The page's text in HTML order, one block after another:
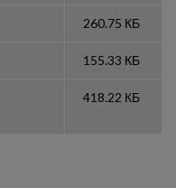
260.75 КБ
155.33 КБ
418.22 КБ